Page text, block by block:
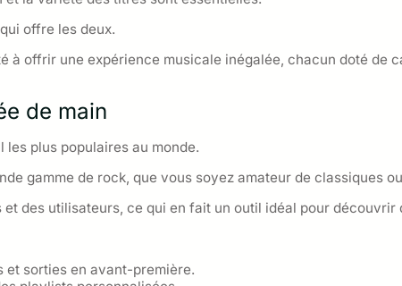
offre les deux.
à offrir une expérience musicale inégalée, chacun doté de
de main
les plus populaires au monde.
gamme de rock, que vous soyez amateur de classiques
des utilisateurs, ce qui en fait un outil idéal pour découvrir
sorties en avant-première.